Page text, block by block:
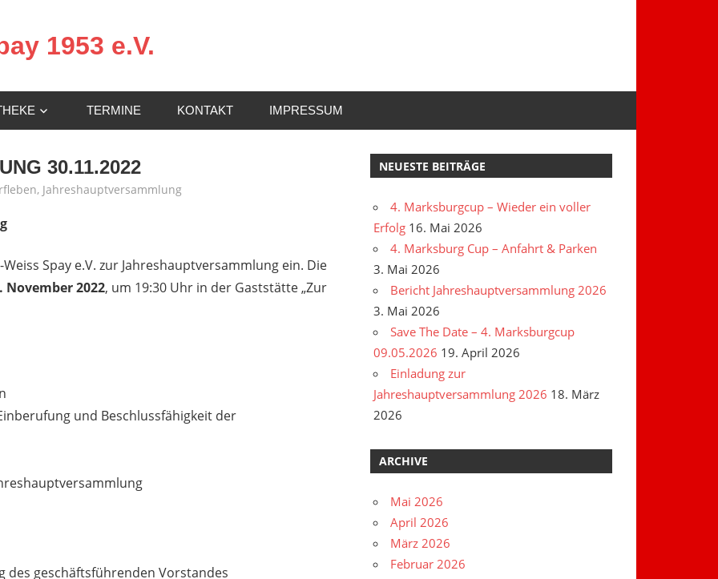
1953 e.V.
TERMINE KONTAKT IMPRESSUM
30.11.2022
, Jahreshauptversammlung
Spay e.V. zur Jahreshauptversammlung ein. Die
November 2022, um 19:30 Uhr in der Gaststätte „Zur
und Beschlussfähigkeit der
des geschäftsführenden Vorstandes
NEUESTE BEITRÄGE
4. Marksburgcup – Wieder ein voller
Erfolg 16. Mai 2026
4. Marksburg Cup – Anfahrt & Parken
3. Mai 2026
Bericht Jahreshauptversammlung 2026
3. Mai 2026
Save The Date – 4. Marksburgcup
09.05.2026 19. April 2026
Einladung zur
Jahreshauptversammlung 2026 18. März
2026
ARCHIVE
Mai 2026
April 2026
März 2026
Februar 2026